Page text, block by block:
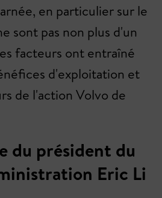
en particulier sur le
sont pas non plus d'un
facteurs ont entraîné
d'exploitation et
de l'action Volvo de
du président du
Eric Li